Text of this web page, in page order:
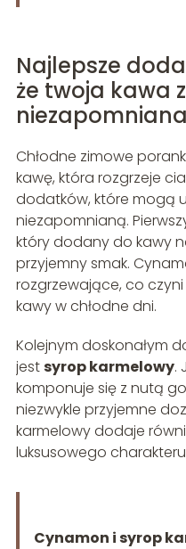
Najlepsze
że twoja kawa
niezapomniana
Chłodne zimowe
kawę, która rozgrzeje
dodatków, które mogą
niezapomnianą.
który dodany do kawy
przyjemny smak.
rozgrzewające, co
kawy w chłodne dni.
Kolejnym doskonałym
jestsyrop karmelowy.
komponuje się z nutą
niezwykle przyjemne
karmelowy dodaje
luksusowego
Cynamon i syrop